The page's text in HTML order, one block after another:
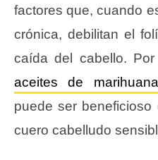
factores que, cuando
crónica, debilitan el
caída del cabello.
aceites de marihuana
puede ser
cuero cabelludo